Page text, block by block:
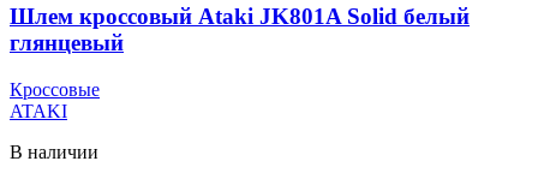
выбрать
Шлем кроссовый Ataki JK801A Solid белый
глянцевый
Кроссовые
ATAKI
В наличии